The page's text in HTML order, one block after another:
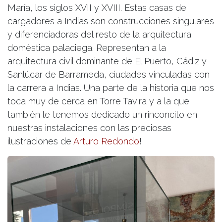
María, los siglos XVII y XVIII. Estas casas de
cargadores a Indias son construcciones singulares
y diferenciadoras del resto de la arquitectura
doméstica palaciega. Representan a la
arquitectura civil dominante de El Puerto, Cádiz y
Sanlúcar de Barrameda, ciudades vinculadas con
la carrera a Indias. Una parte de la historia que nos
toca muy de cerca en Torre Tavira y a la que
también le tenemos dedicado un rinconcito en
nuestras instalaciones con las preciosas
ilustraciones de Arturo Redondo!